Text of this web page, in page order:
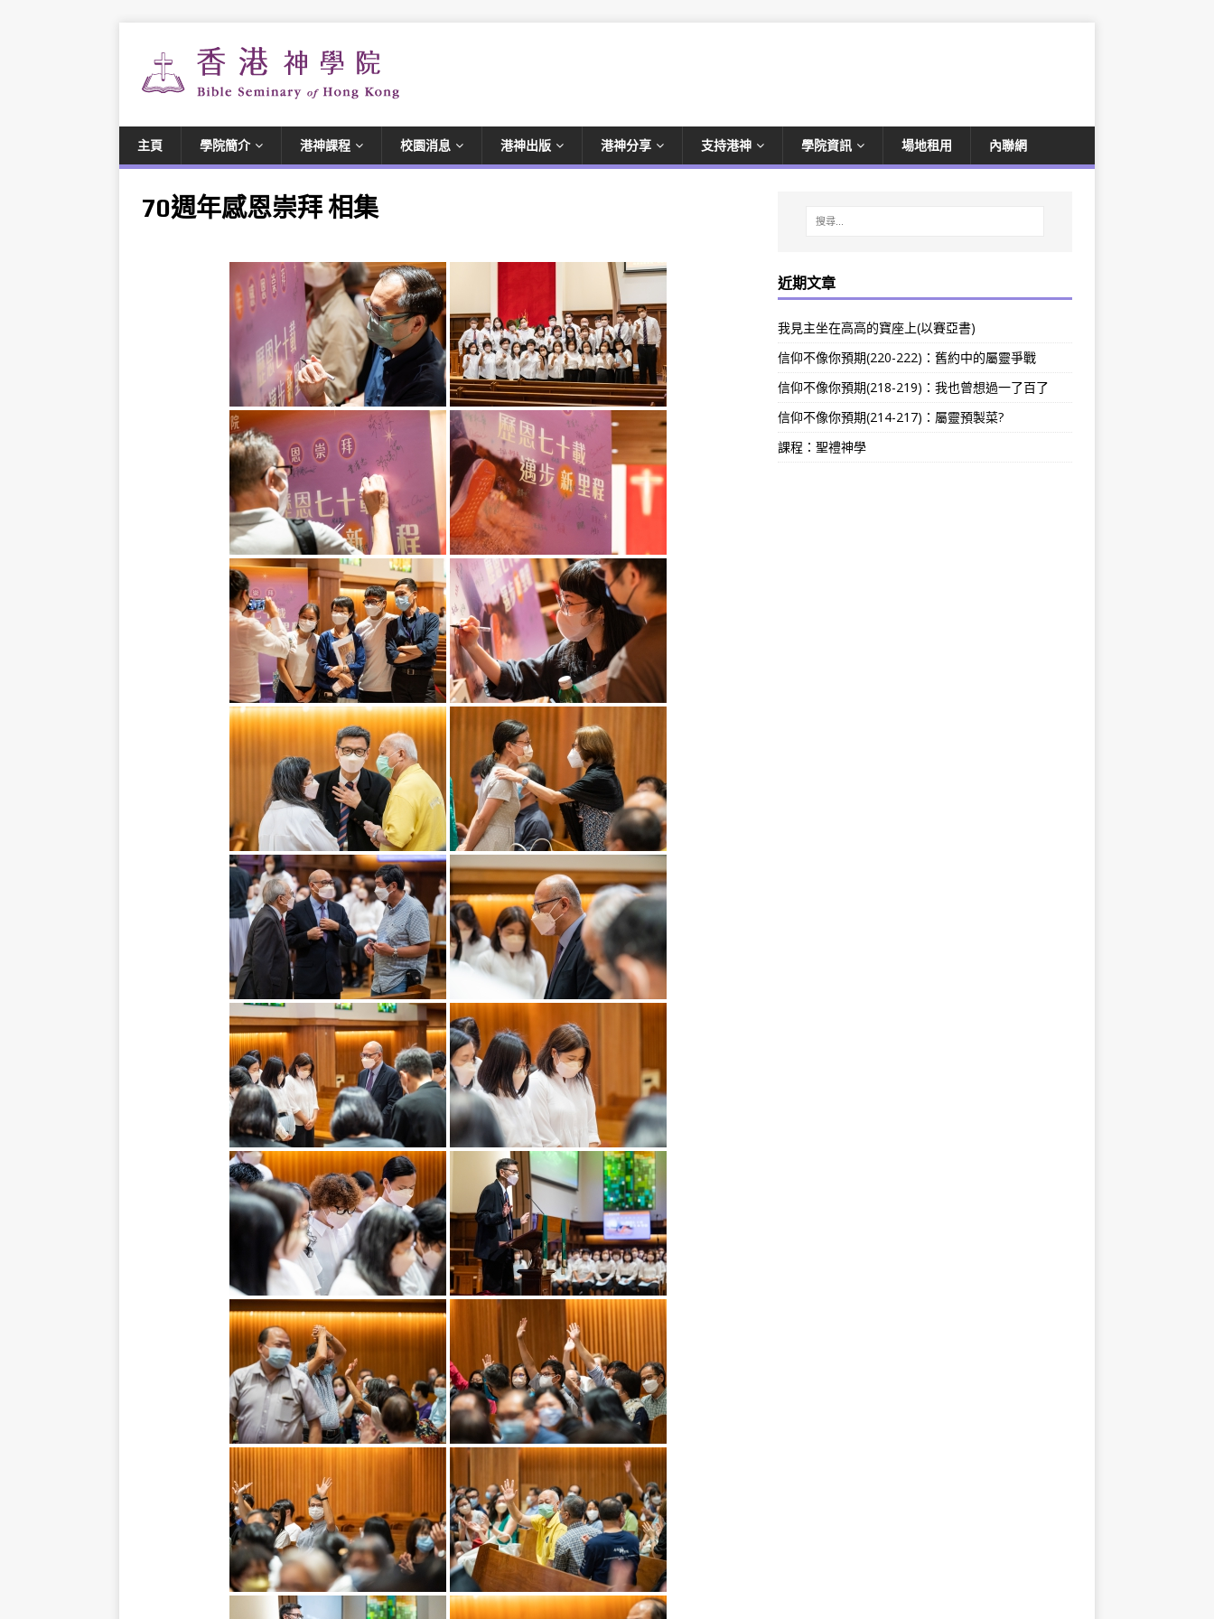
主頁 學院簡介 港神課程 校園消息 港神出版 港神分享 支持港神 學院資訊 場地租用 內聯網
70週年感恩崇拜 相集
近期文章
我見主坐在高高的寶座上(以賽亞書)
信仰不像你預期(220-222)：舊約中的屬靈爭戰
信仰不像你預期(218-219)：我也曾想過一了百了
信仰不像你預期(214-217)：屬靈預製菜?
課程：聖禮神學